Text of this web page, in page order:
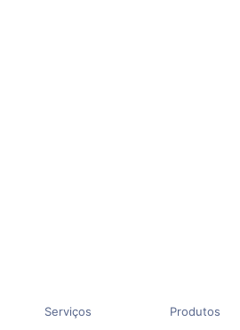
Serviços Produtos